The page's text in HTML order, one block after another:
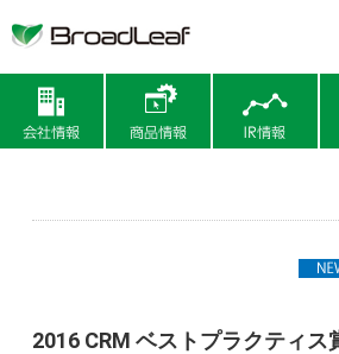
2016 CRM ベストプラクティス